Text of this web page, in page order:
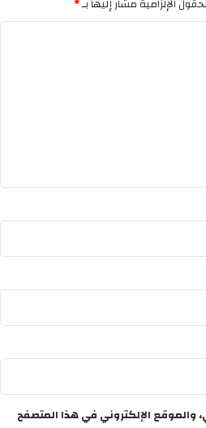
والموقع الإلكتروني في هذا المتصفح